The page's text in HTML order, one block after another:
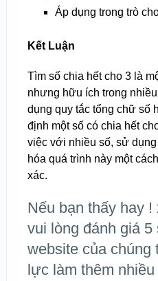
Áp dụng trong trò
Kết Luận
Tìm số chia hết cho 3 là
nhưng hữu ích trong
dụng quy tắc tổng chữ số
định một số có chia hết
việc với nhiều số, sử
hóa quá trình này một
xác.
Nếu bạn thấy hay !
vui lòng đánh giá 5
website của chúng
lực làm thêm